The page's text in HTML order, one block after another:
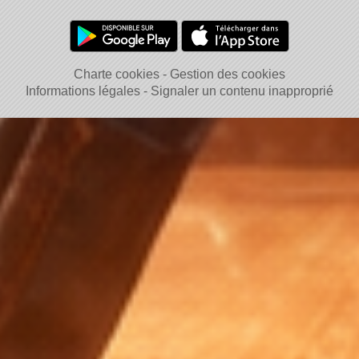
Charte cookies
Gestion des cookies
Informations légales
Signaler un contenu inapproprié